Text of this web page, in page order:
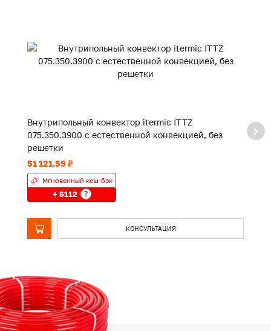
Внутрипольный конвектор itermic ITTZ
075.350.3900 с естественной конвекцией, без
решетки
51 121.59 ₽
Мгновенный кеш-бэк
+ 5112 ?
КОНСУЛЬТАЦИЯ